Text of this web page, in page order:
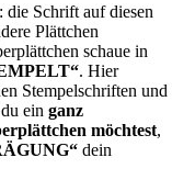
: die Schrift auf diesen
Plättchen
schaue in
. Hier
Stempelschriften und
ein ganz
möchtest,
dein